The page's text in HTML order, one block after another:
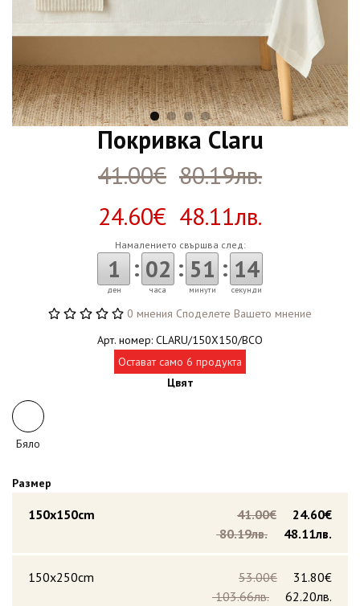
Покривка Claru
41.00€ 80.19лв.
24.60€ 48.11лв.
Намалението свършва след:
1
ден
: 02
часа
: 51
минути
: 14
секунди
0 мнения Споделете Вашето мнение
Арт. номер: CLARU/150X150/BCO
Остават само 6 продукта
Цвят
Бяло
Размер
150x150cm 24.60€
41.00€
48.11лв.
80.19лв.
150x250cm 31.80€
53.00€
62.20лв.
103.66лв.